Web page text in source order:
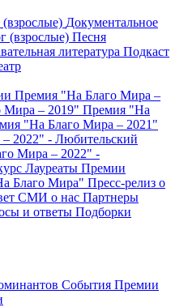
Документальное
(взрослые) Песня
литература Подкаст
Премия "На Благо Мира –
Мира – 2019" Премия "На
"На Благо Мира – 2021"
2022" - Любительский
Мира – 2022" -
Лауреаты Премии
Благо Мира" Пресс-релиз о
СМИ о нас Партнеры
и ответы Подборки
События Премии